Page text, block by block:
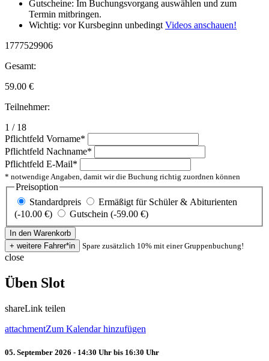
Gutscheine: Im Buchungsvorgang auswählen und zum
Termin mitbringen.
Wichtig: vor Kursbeginn unbedingt Videos anschauen!
1777529906
Gesamt:
59.00 €
Teilnehmer:
1 / 18
Pflichtfeld Vorname*
Pflichtfeld Nachname*
Pflichtfeld E-Mail*
* notwendige Angaben, damit wir die Buchung richtig zuordnen können
Preisoption
Standardpreis
Ermäßigt für Schüler & Abiturienten
(-10.00 €)
Gutschein (-59.00 €)
Spare zusätzlich 10% mit einer Gruppenbuchung!
close
Üben Slot
shareLink teilen
attachmentZum Kalendar hinzufügen
05. September 2026 - 14:30 Uhr bis 16:30 Uhr